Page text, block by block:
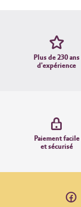
Plus de 230 ans
d'expérience
Paiement facile
et sécurisé